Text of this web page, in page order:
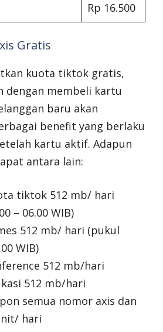
Rp 16.500
Gratis
kuota tiktok gratis,
dengan membeli kartu
baru akan
benefit yang berlaku
kartu aktif. Adapun
antara lain:
tiktok 512 mb/ hari
– 06.00 WIB)
512 mb/ hari (pukul
WIB)
512 mb/hari
512 mb/hari
semua nomor axis dan
hari